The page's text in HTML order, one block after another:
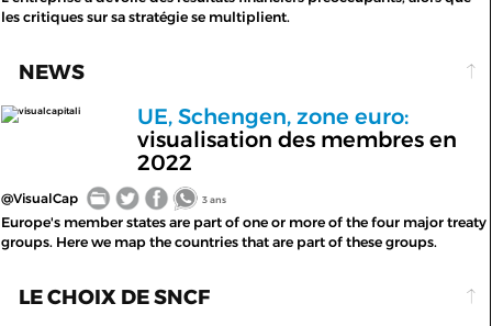
les critiques sur sa stratégie se multiplient.
NEWS
visualcapitali
UE, Schengen, zone euro:
visualisation des membres en
2022
@VisualCap 3 ans
Europe's member states are part of one or more of the four major treaty
groups. Here we map the countries that are part of these groups.
LE CHOIX DE SNCF